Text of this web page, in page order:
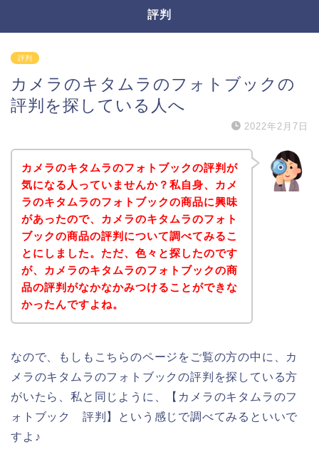
評判
評判
カメラのキタムラのフォトブックの
評判を探している人へ
2022年2月7日
カメラのキタムラのフォトブックの評判が
気になる人っていませんか？私自身、カメ
ラのキタムラのフォトブックの商品に興味
があったので、カメラのキタムラのフォト
ブックの商品の評判について調べてみるこ
とにしました。ただ、色々と探したのです
が、カメラのキタムラのフォトブックの商
品の評判がなかなかみつけることができな
かったんですよね。
なので、もしもこちらのページをご覧の方の中に、カ
メラのキタムラのフォトブックの評判を探している方
がいたら、私と同じように、【カメラのキタムラのフ
ォトブック 評判】という感じで調べてみるといいで
すよ♪